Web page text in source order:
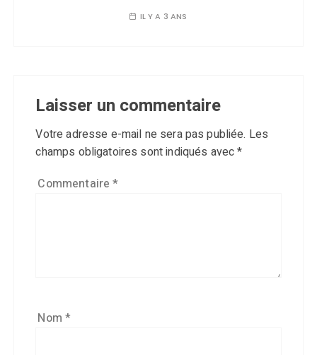
IL Y A 3 ANS
Laisser un commentaire
Votre adresse e-mail ne sera pas publiée. Les
champs obligatoires sont indiqués avec*
Commentaire*
Nom*